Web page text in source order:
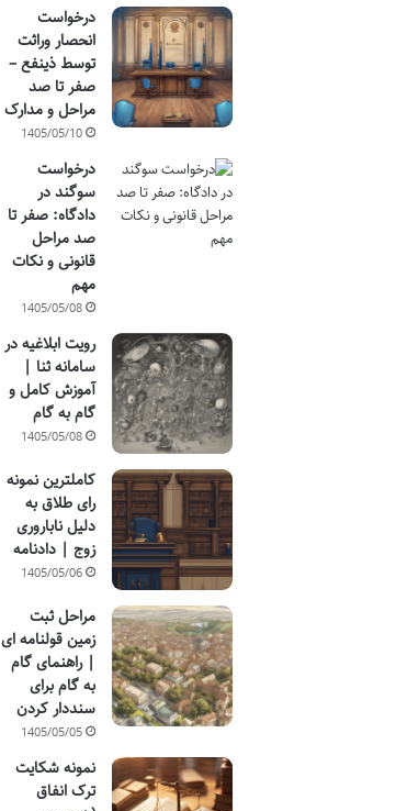
درخواست
انحصار وراثت
توسط ذینفع –
صفر تا صد
مراحل و مدارک
1405/05/10
درخواست
سوگند در
دادگاه: صفر تا
صد مراحل
قانونی و نکات
مهم
1405/05/08
رویت ابلاغیه در
سامانه ثنا |
آموزش کامل و
گام به گام
1405/05/08
کاملترین نمونه
رای طلاق به
دلیل ناباروری
زوج | دادنامه
1405/05/06
مراحل ثبت
زمین قولنامه ای
| راهنمای گام
به گام برای
سنددار کردن
1405/05/05
نمونه شکایت
ترک انفاق